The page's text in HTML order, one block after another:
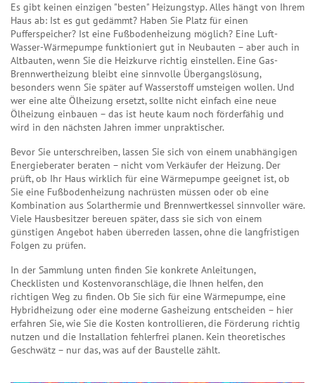
Es gibt keinen einzigen "besten" Heizungstyp. Alles hängt von Ihrem
Haus ab: Ist es gut gedämmt? Haben Sie Platz für einen
Pufferspeicher? Ist eine Fußbodenheizung möglich? Eine Luft-
Wasser-Wärmepumpe funktioniert gut in Neubauten – aber auch in
Altbauten, wenn Sie die Heizkurve richtig einstellen. Eine Gas-
Brennwertheizung bleibt eine sinnvolle Übergangslösung,
besonders wenn Sie später auf Wasserstoff umsteigen wollen. Und
wer eine alte Ölheizung ersetzt, sollte nicht einfach eine neue
Ölheizung einbauen – das ist heute kaum noch förderfähig und
wird in den nächsten Jahren immer unpraktischer.
Bevor Sie unterschreiben, lassen Sie sich von einem unabhängigen
Energieberater beraten – nicht vom Verkäufer der Heizung. Der
prüft, ob Ihr Haus wirklich für eine Wärmepumpe geeignet ist, ob
Sie eine Fußbodenheizung nachrüsten müssen oder ob eine
Kombination aus Solarthermie und Brennwertkessel sinnvoller wäre.
Viele Hausbesitzer bereuen später, dass sie sich von einem
günstigen Angebot haben überreden lassen, ohne die langfristigen
Folgen zu prüfen.
In der Sammlung unten finden Sie konkrete Anleitungen,
Checklisten und Kostenvoranschläge, die Ihnen helfen, den
richtigen Weg zu finden. Ob Sie sich für eine Wärmepumpe, eine
Hybridheizung oder eine moderne Gasheizung entscheiden – hier
erfahren Sie, wie Sie die Kosten kontrollieren, die Förderung richtig
nutzen und die Installation fehlerfrei planen. Kein theoretisches
Geschwätz – nur das, was auf der Baustelle zählt.